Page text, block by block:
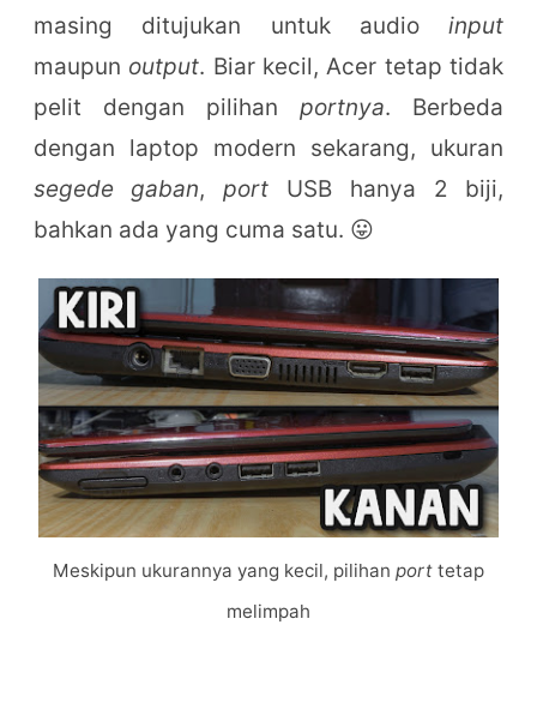
masing ditujukan untuk audioinput
maupun output. Biar kecil, Acer tetap tidak
pelit dengan pilihanportnya. Berbeda
dengan laptop modern sekarang, ukuran
segede gaban,port USB hanya 2 biji,
bahkan ada yang cuma satu. 😛
Meskipun ukurannya yang kecil, pilihan port tetap
melimpah